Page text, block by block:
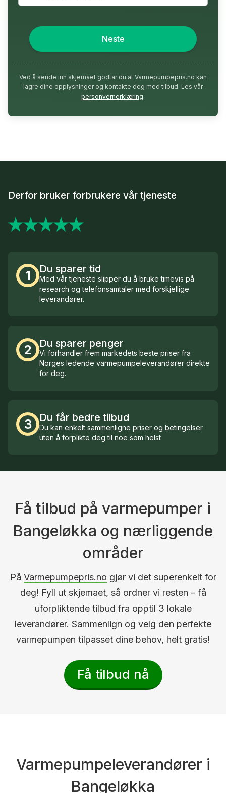
Neste
Ved å sende inn skjemaet godtar du at Varmepumpepris.no kan
lagre dine opplysninger og kontakte deg med tilbud. Les vår
personvernerklæring.
Derfor bruker forbrukere vår tjeneste
1 Du sparer tid
Med vår tjeneste slipper du å bruke timevis på
research og telefonsamtaler med forskjellige
leverandører.
2 Du sparer penger
Vi forhandler frem markedets beste priser fra
Norges ledende varmepumpeleverandører direkte
for deg.
3 Du får bedre tilbud
Du kan enkelt sammenligne priser og betingelser
uten å forplikte deg til noe som helst
Få tilbud på varmepumper i
Bangeløkka og nærliggende
områder
På Varmepumpepris.no gjør vi det superenkelt for
deg! Fyll ut skjemaet, så ordner vi resten – få
uforpliktende tilbud fra opptil 3 lokale
leverandører. Sammenlign og velg den perfekte
varmepumpen tilpasset dine behov, helt gratis!
Få tilbud nå
Varmepumpeleverandører i
Bangeløkka